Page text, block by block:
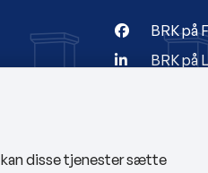
BRK på
BRK på
kan disse tjenester sætte